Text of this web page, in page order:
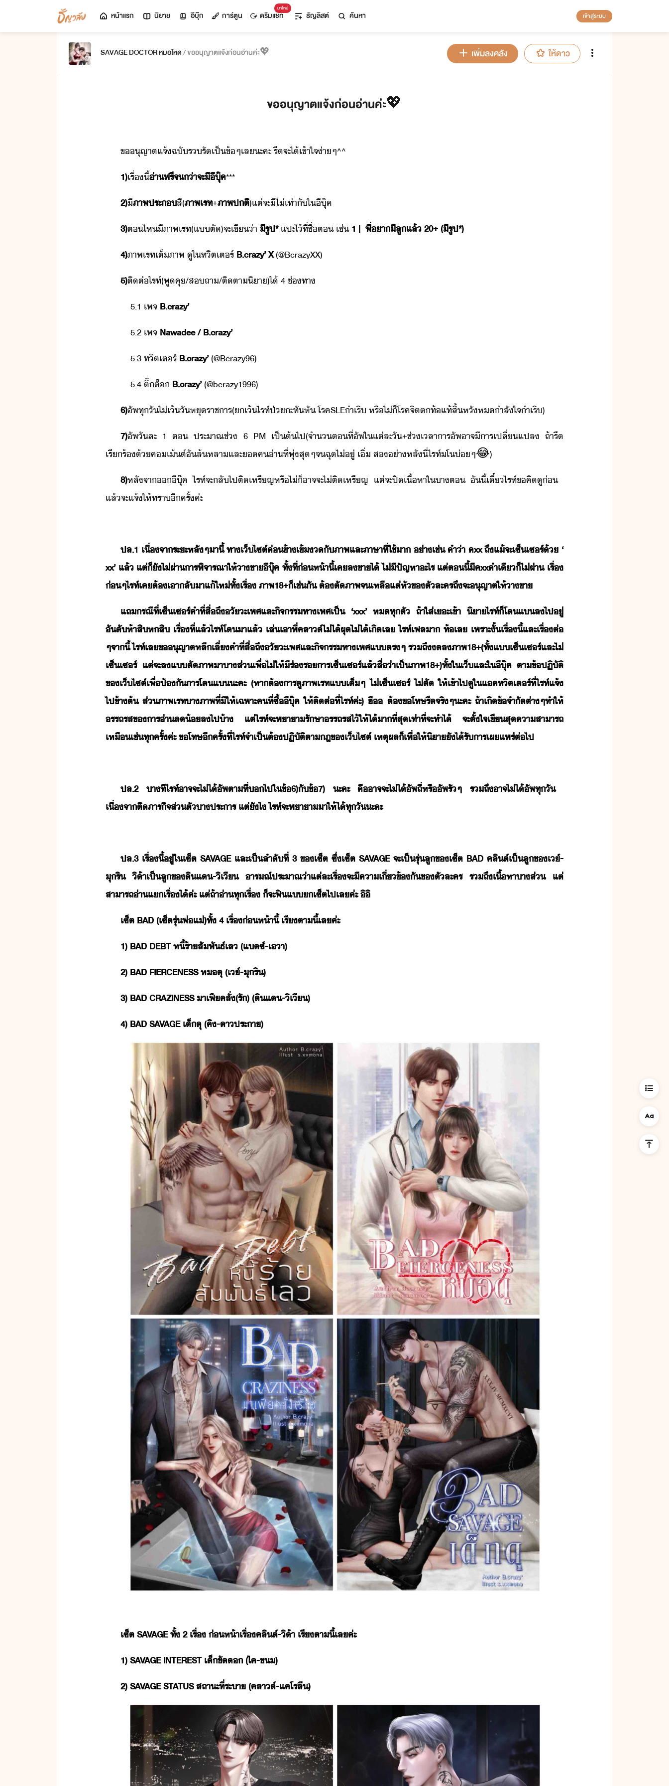
หน้าแรก นิยาย อีบุ๊ก การ์ตูน
มาใหม่
ดรีมแชท ธัญลิสต์ ค้นหา เข้าสู่ระบบ
SAVAGE DOCTOR หมอโหด/ ขออนุญาตแจ้งก่อนอ่านค่ะ💖 เพิ่มลงคลัง ให้ดาว
ขออนุญาตแจ้งก่อนอ่านค่ะ💖
ขุญาต​แจ้​ฉั​รรั​เป็​ข้​ๆ​เล​ะคะ​ ​รี​จะ​ไ้​เข้าใจ่า​ๆ​^^
1)เรื่​ี้่า​ฟรี​จ่า​จะ​ี​ี​ุ๊ค***
2)ีภาพประสี​(ภาพ​เรท+ภาพ​ปติ)​แต่​จะ​ี​ไ่​เท่าั​ใ​ี​ุ๊ค
3)ต​ไห​ี​ภาพ​เรท​(​แ​ตั​)​จะ​เขี​่า ​ี​รูป​*​แปะ​ไ้​ที่​ชื่​ต​ ​เช่​1​ ​|​ พี่​า​ีลู​แล้​ ​20+​ ​(​ี​รูป​*)
4)ภาพ​เรท​เต็​ภาพ​ ​ู​ใ​ทิตเตร์​ B.crazy​’​ ​X​(​@BcrazyXX)
5)ติต่​ไรท์​(​พูคุ​/​สถา​/​ติตา​ิา​)​ไ้​ ​4​ ​ช่ทา
​ ​ ​ ​5.1​ ​เพจ​ B.crazy​’
​ ​ ​ ​5.2​ ​เพจ​ Nawadee​ ​/​ ​B.crazy​’
​ ​ ​ ​5.3​ ​ทิตเตร์​ B.crazy​’​(​@Bcrazy96)
​ ​ ​ ​5.4​ ​ติ๊ต​็​​ B.crazy​’​(​@bcrazy1996)
6)ัพ​ทุั​ไ่​เ้​ัหุราชาร​(​เ้​ไรท์​ป่​ะทัหั​ ​โรค​SLE​ำเริ​ ​หรืไ่็​โรคจิต​ต​ท้แท้​สิ้หั​หำลัใจ​ำเริ​)
7)ัพ​ั​ละ​ ​1​ ​ต​ ​ประาณ​ช่​ ​6​ ​PM​ ​เป็ต้ไป​(​จำ​ตที่​ัพ​ใ​แต่ละั​+​ช่เลา​าร​ัพ​าจี​ารเปลี่แปล​ ​ถ้า​รี​
เรีร้​้​คเ้ต์​ั​ล้หลา​และ​​ค่า​ที่​พุ่​สุ​ๆ​จ​ฉุ​ไ่ู่​ ​เิ​่​ ​ส​่า​หลั​ี่​ไรท์​โ​่ๆ😂)
8)หลัจา​​ี​ุ๊ค​ ​ไรท์​จะ​ลั​ไป​ติ​เหรีญ​หรืไ่็​าจจะ​ไ่​ติ​เหรีญ​ ​แต่​จะ​ปิ​เื้หา​ใ​า​ต​ ​ัี้​เี๋​ไรท์​ข​คิู​่​ ​
แล้​จะแจ้​ให้​ทรา​ีครั้​ค่ะ
ปล.​1​ ​เื่จา​ระะหลัๆ​าี​้​ ​ทา​เ็ไซต์​ค่ข้า​เข้​ั​ภาพ​และ​ภาษา​ที่​ใช้​า​ ​่าเช่​ ​คำ​่า​ ค​xx​ ​ถึแ้​จะ​เซ็เซร์​้​ ​‘​
xx​’​ ​แล้​ ​แต่​็​ั​ไ่​ผ่า​ารพิจารณา​ให้​าขา​ี​ุ๊ค​ ​ทั้ที่​่ห้าี้​เค​ล​ขา​ไ้​ ​ไ่ีปัญหา​ะไร​ ​แต่​ตี้​ีค​xx​คำ​เี​็​ไ่​ผ่า​ ​เรื่​
่​ๆ​ไรท์​เค​ต้​เา​ลัา​แ้​ให่​ทั้​เรื่​ ​ภาพ​18+​็​เช่ั​ ​ต้​ตั​ภาพ​จ​เหลื​แต่​หั​ข​ตัละคร​ถึ​จะ​ุญาต​ให้​าขา​
แถ​รณีที่​เซ็เซร์​คำ​ที่​สื่​ถึ​ัะเพศ​และ​ิจรร​ทาเพศ​เป็​ ​‘​xxx​’​ ​ห​ทุ​ตั​ ​ถ้า​ใส่​เะ​เข้า​ ​ิา​ไรท์​็​โ​แ​ล​ไป​ู่​
ัั​ห้าสิ​หสิ​ ​เรื่​ที่แล้​ไรท์​โ​า​แล้​ ​เล่​เา​พี่​คลา​์​ไ่ไ้​ผุ​ไ่ไ้​เิ​เล​ ​ไรท์​เฟล​า​ ​ท้​เล​ ​เพราะ​ั้​เรื่​ี้​และ​เรื่​ต่​
ๆ​จาี้​ ​ไรท์​เล​ขุญาต​หลีเลี่​คำ​ที่​สื่​ถึ​ัะเพศ​และ​ิจรร​ทาเพศ​แ​ตรๆ​ ​รถึ​​ล​ภาพ​18+​(​ทั้​แ​เซ็เซร์​และ​ไ่​
เซ็เซร์​ ​แต่​จะ​ล​แ​ตั​ภาพ​าา​ส่​เพื่​ไ่​ให้​ี​ร่ร​าร​เซ็เซร์​แล้​สื่​่า​เป็​ภาพ​18+)​ทั้​ใ​เ็​และ​ใ​ี​ุ๊ค​ ​ตา​ข้ปฏิัติ​
ข​เ็ไซต์​เพื่​ป้ั​าร​โ​แ​ะคะ​ ​(​หา​ต้าร​ู​ภาพ​เรท​แ​เต็ๆ​ ​ไ่​เซ็เซร์​ ​ไ่​ตั​ ​ให้​เข้าไป​ู​ใ​แค​ทิตเตร์​ที่​ไรท์​แจ้​
ไป​ข้าต้​ ​ส่​ภาพ​เรท​า​ภาพ​ที่​ี​ให้​เฉพาะค​ที่​ซื้​ี​ุ๊ค​ ​ให้​ติต่​ที่​ไรท์​ค่ะ​)​ ​ฮื​ ​ต้​ขโทษ​รี​จริๆ​ะคะ​ ​ถ้า​เิ​ข้จำั​ต่าๆ​ทำให้​
รรถรส​ข​าร​่า​ล้ล​ไป​้า​ ​แต่​ไรท์​จะ​พาา​รัษา​รรถรส​ไ้​ให้​ไ้า​ที่สุ​เท่าที่​จะ​ทำไ้​ ​จะ​ตั้ใจ​เขี​สุ​คาสาารถ​
เหืเช่​ทุครั้​ค่ะ​ ​ขโทษ​ีครั้​ที่​ไรท์​จำเป็ต้​ปฏิัติตา​ฎ​ข​เ็ไซต์​ ​เหตุผล​็​เพื่ให้​ิา​ั​ไ้รั​ารเผ​แพร่​ต่ไป​
ปล.​2​ ​าที​ไรท์​าจจะ​ไ่ไ้​ัพ​ตาที่​​ไป​ใ​ข้​6)​ั​ข้​7)​ ​ะคะ​ ​คื​าจจะ​ไ่ไ้​ัพ​ถี่​หรื​ัพ​รั​ๆ​ ​รถึ​าจ​ไ่ไ้​ัพ​ทุั​ ​
เื่จา​ติ​ภาริจ​ส่ตั​าประาร​ ​แต่ัไ​ ​ไรท์​จะ​พาา​า​ให้​ไ้​ทุั​ะคะ
ปล.​3​ ​เรื่​ี้​ู่​ใ​เซ็ต​ ​SAVAGE​ ​และ​เป็ลำั​ที่​ ​3​ ​ข​เซ็ต​ ​ซึ่​เซ็ต​ ​SAVAGE​ ​จะ​เป็​รุ่​ลู​ข​เซ็ต​ ​BAD​ ​คลิต์​เป็​ลู​ข​เ์​-​
ุ​ริ​ ​ิ​้า​เป็​ลู​ข​ิแ​-​ิเี​ ​ารณ์​ประาณ​่าแต่​ละ​เรื่​จะ​ี​คาเี่ข้ั​ข​ตัละคร​ ​รถึ​เื้หา​าส่​ ​แต่​
สาารถ​่า​แ​เรื่​ไ้​ค่ะ​ ​แต่​ถ้า​่า​ทุ​เรื่​ ​็​จะ​ฟิ​แ​​เซ็ต​ไป​เล​ค่ะ​ ​ิิ
เซ็ต​ ​BAD​ ​(​เซ็ต​รุ่​พ่แ่​)​ทั้​ ​4​ ​เรื่​่ห้าี้​ ​เรี​ตา​ี้​เล​ค่ะ​
1)​ ​BAD​ ​DEBT​ ​หี้​ร้า​สัพัธ์​เล​ ​(​แซ​์​-​เา​)
2)​ ​BAD​ ​FIERCENESS​ ​ห​ุ​ ​(​เ์​-​ุ​ริ​)
3)​ ​BAD​ ​CRAZINESS​ ​าเฟี​คลั่​(​รั​)​ ​(​ิแ​-​ิเี​)
4)​ ​BAD​ ​SAVAGE​ ​เ็​ุ​ ​(​คิ​-​าประา​)
เซ็ต​ ​SAVAGE​ ​ทั้​ ​2​ ​เรื่​ ​่ห้า​เรื่​คลิต์​-​ิ​้า​ ​เรี​ตา​ี้​เล​ค่ะ
1)​ ​SAVAGE​ ​INTEREST​ ​เ็​ขั​ ​(​ไค​-​ข​)
2)​ ​SAVAGE​ ​STATUS​ ​สถาะ​ที่​ระา​ ​(​คลา​์​-​แค​โรลี​)